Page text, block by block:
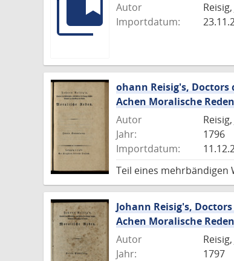
Autor
Importdatum:
ohann Reisig's, Doctors
Achen Moralische Reden
Autor
Jahr:
1796
Importdatum:
Teil eines mehrbändigen
Johann Reisig's,
Achen Moralische Reden
Autor
Jahr:
1797